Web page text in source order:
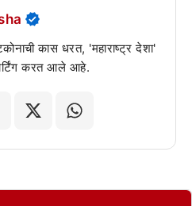
कास धरत, 'महाराष्ट्र देशा'
करत आले आहे.